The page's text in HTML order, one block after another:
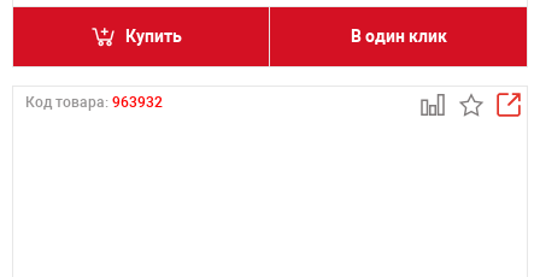
Купить В один клик
Код товара: 963932